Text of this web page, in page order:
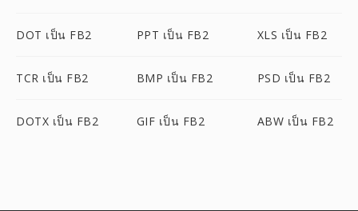
DOT เป็น FB2 PPT เป็น FB2 XLS เป็น FB2
TCR เป็น FB2 BMP เป็น FB2 PSD เป็น FB2
DOTX เป็น FB2 GIF เป็น FB2 ABW เป็น FB2